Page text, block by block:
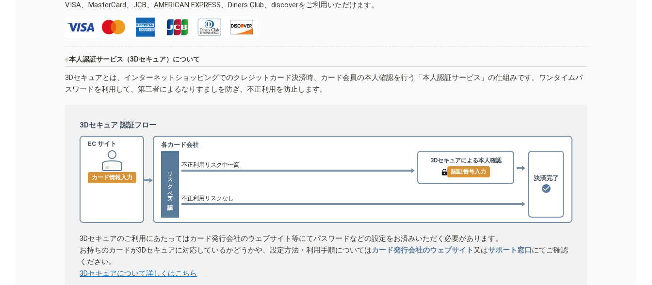
VISA、MasterCard、JCB、AMERICAN EXPRESS、Diners Club、discoverをご利用いただけます。
本人認証サービス（3Dセキュア）について
3Dセキュアとは、インターネットショッピングでのクレジットカード決済時、カード会員の本人確認を行う「本人認証サービス」の仕組みです。ワンタイムパ
スワードを利用して、第三者によるなりすましを防ぎ、不正利用を防止します。
3Dセキュア 認証フロー
EC サイト
カード情報入力
各カード会社
リスクベース認証
不正利用リスク中〜高
3Dセキュアによる本人確認
認証番号入力
不正利用リスクなし
決済完了
3Dセキュアのご利用にあたってはカード発行会社のウェブサイト等にてパスワードなどの設定をお済みいただく必要があります。
お持ちのカードが3Dセキュアに対応しているかどうかや、設定方法・利用手順についてはカード発行会社のウェブサイト 又はサポート窓口にてご確認
ください。
3Dセキュアについて詳しくはこちら